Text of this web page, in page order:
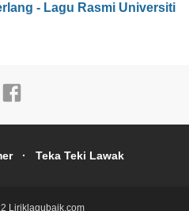
- Lagu Rasmi Universiti
Teka Teki Lawak
Liriklagubaik.com